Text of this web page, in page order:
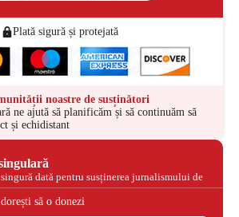
Plată sigură și protejată
noastre de susținători
ne ajută să planificăm și să continuăm să
și echidistant
dată pentru susținerea jurnalismului de
să o donezi